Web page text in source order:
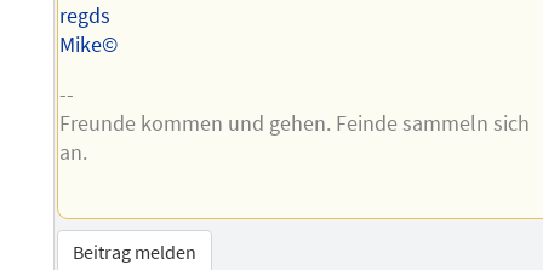
regds
Mike©
--
Freunde kommen und gehen. Feinde sammeln sich
an.
Beitrag melden